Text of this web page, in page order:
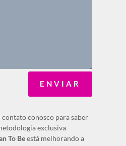
ENVIAR
contato conosco para saber
exclusiva
To Beestá melhorando a